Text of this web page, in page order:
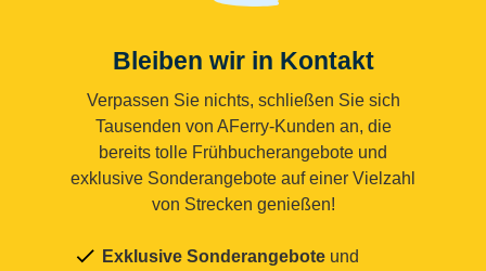
Bleiben wir in Kontakt
Verpassen Sie nichts, schließen Sie sich
Tausenden von AFerry-Kunden an, die
bereits tolle Frühbucherangebote und
exklusive Sonderangebote auf einer Vielzahl
von Strecken genießen!
Exklusive Sonderangebote und